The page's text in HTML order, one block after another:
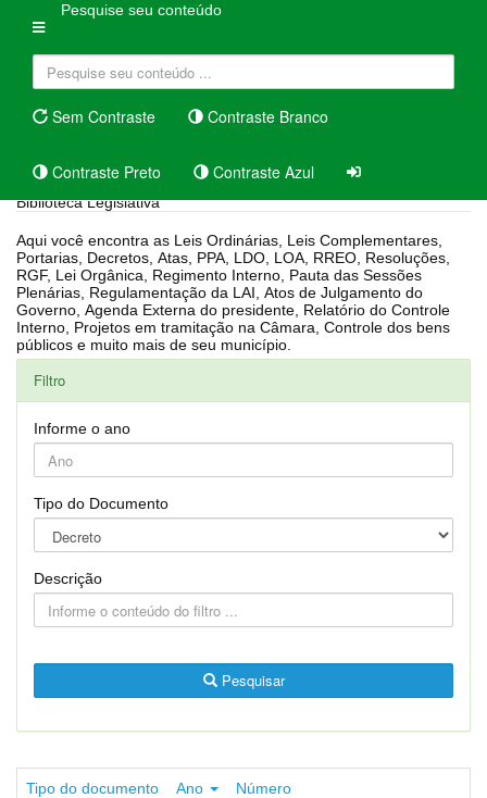
Pesquise seu conteúdo
Sem Contraste Contraste Branco
Contraste Preto Contraste Azul
Biblioteca Legislativa
Aqui você encontra as Leis Ordinárias, Leis Complementares,
Portarias, Decretos, Atas, PPA, LDO, LOA, RREO, Resoluções,
RGF, Lei Orgânica, Regimento Interno, Pauta das Sessões
Plenárias, Regulamentação da LAI, Atos de Julgamento do
Governo, Agenda Externa do presidente, Relatório do Controle
Interno, Projetos em tramitação na Câmara, Controle dos bens
públicos e muito mais de seu município.
Filtro
Informe o ano
Tipo do Documento
Descrição
Pesquisar
Tipo do documento Ano Número